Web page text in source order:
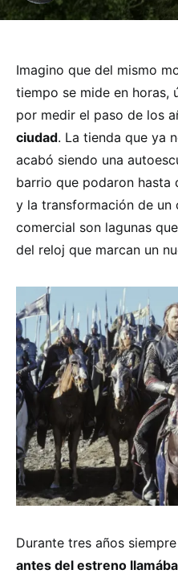
Imagino que del mismo
tiempo se mide en horas,
por medir el paso de los
ciudad. La tienda que ya
acabó siendo una
barrio que podaron hasta
y la transformación de un
comercial son lagunas
del reloj que marcan un
Durante tres años
antes del estreno